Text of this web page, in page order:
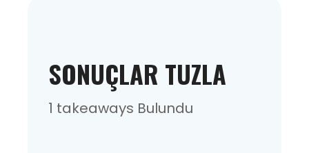
SONUÇLAR TUZLA
1 takeaways Bulundu